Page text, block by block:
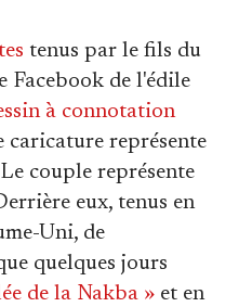
tenus par le fils du
Facebook de l'édile
à connotation
caricature représente
couple représente
eux, tenus en
Uni, de
quelques jours
de la Nakba » et en